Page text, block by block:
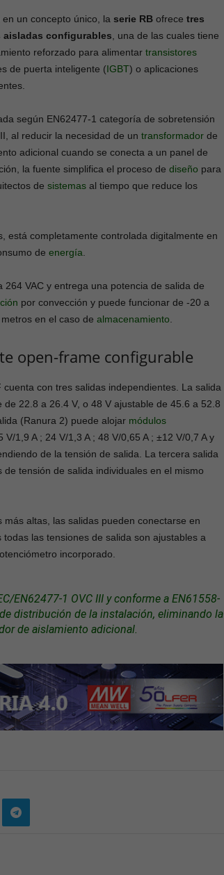
en un concepto único, la serie RB ofrece tres
aisladas configurables , una de las cuales tiene
reforzado para alimentar transistores
de puerta inteligente (IGBT) o aplicaciones
según EN62477-1 categoría de sobretensión
al reducir la necesidad de un transformador de
adicional cuando se conecta a un panel de
la fuente simplifica el proceso de diseño para
de sistemas al tiempo que reduce los
está completamente controlada digitalmente en
de energía
VAC y entrega una potencia de salida de
por convección y puede funcionar de -20 a
en el caso de almacenamiento
open-frame configurable
con tres salidas independientes. La salida
22.8 a 26.4 V, o 48 V ajustable de 45.6 a 52.8
(Ranura 2) puede alojar módulos
1,9 A ; 24 V/1,3 A ; 48 V/0,65 A ; ±12 V/0,7 A y
de la tensión de salida. La tercera salida
tensión de salida individuales en el mismo
más altas, las salidas pueden conectarse en
todas las tensiones de salida son ajustables a
incorporado.
EN62477-1 OVC III y conforme a EN61558-
distribución de la instalación, eliminando la
de aislamiento adicional.